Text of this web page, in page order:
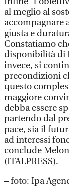
al meglio al
accompagnare
giusta e
Constatiamo
disponibilità di
invece, si
precondizioni
questo
maggiore
debba essere
partendo dal
pace, sia il
ad interessi
conclude
(ITALPRESS).
– foto: Ipa